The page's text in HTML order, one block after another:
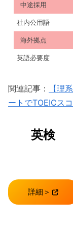
中途採用
社内公用語
海外拠点
英語必要度
関連記事：
【理
ートでTOEICス
英検
詳細＞